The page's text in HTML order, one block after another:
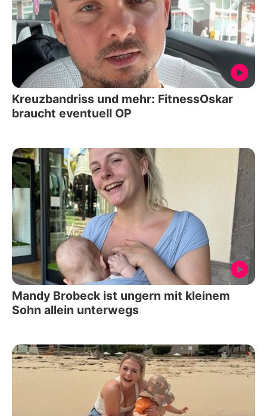
Kreuzbandriss und mehr: FitnessOskar
braucht eventuell OP
Mandy Brobeck ist ungern mit kleinem
Sohn allein unterwegs